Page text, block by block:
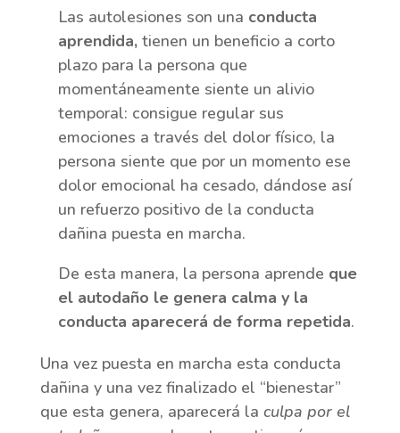
Las autolesiones son una conducta
aprendida,tienen un beneficio a corto
plazo para la persona que
momentáneamente siente un alivio
temporal: consigue regular sus
emociones a través del dolor físico, la
persona siente que por un momento ese
dolor emocional ha cesado, dándose así
un refuerzo positivo de la conducta
dañina puesta en marcha.
De esta manera, la persona aprende que
el autodaño le genera calma y la
conducta aparecerá de forma repetida.
Una vez puesta en marcha esta conducta
dañina y una vez finalizado el “bienestar”
que esta genera, aparecerá la culpa por el